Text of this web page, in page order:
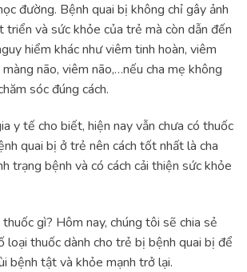
đường. Bệnh quai bị không chỉ gây ảnh
triển và sức khỏe của trẻ mà còn dẫn đến
hiểm khác như viêm tinh hoàn, viêm
não, viêm não,…nếu cha mẹ không
sóc đúng cách.
y tế cho biết, hiện nay vẫn chưa có thuốc
quai bị ở trẻ nên cách tốt nhất là cha
trạng bệnh và có cách cải thiện sức khỏe
gì? Hôm nay, chúng tôi sẽ chia sẻ
loại thuốc dành cho trẻ bị bệnh quai bị để
bệnh tật và khỏe mạnh trở lại.